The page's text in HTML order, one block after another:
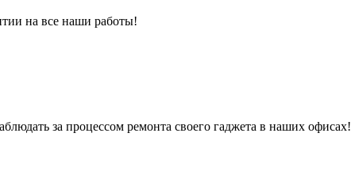
на все наши работы!
за процессом ремонта своего гаджета в наших офисах!